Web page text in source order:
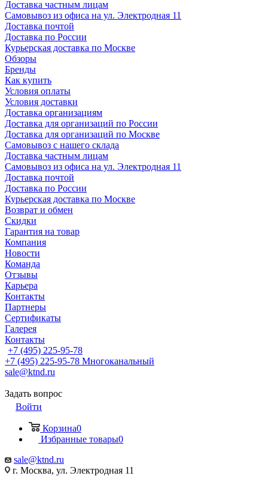
Доставка частным лицам
Самовывоз из офиса на ул. Электродная 11
Доставка почтой
Доставка по России
Курьерская доставка по Москве
Обзоры
Бренды
Как купить
Условия оплаты
Условия доставки
Доставка организациям
Доставка для организаций по России
Доставка для организаций по Москве
Самовывоз с нашего склада
Доставка частным лицам
Самовывоз из офиса на ул. Электродная 11
Доставка почтой
Доставка по России
Курьерская доставка по Москве
Возврат и обмен
Скидки
Гарантия на товар
Компания
Новости
Команда
Отзывы
Карьера
Контакты
Партнеры
Сертификаты
Галерея
Контакты
+7 (495) 225-95-78
+7 (495) 225-95-78 Многоканальный
sale@ktnd.ru
Задать вопрос
Войти
Корзина0
Избранные товары0
sale@ktnd.ru
г. Москва, ул. Электродная 11